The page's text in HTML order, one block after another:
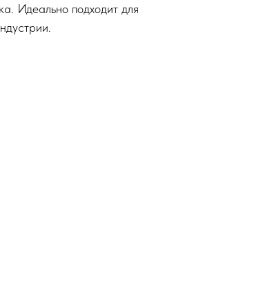
Идеально подходит для